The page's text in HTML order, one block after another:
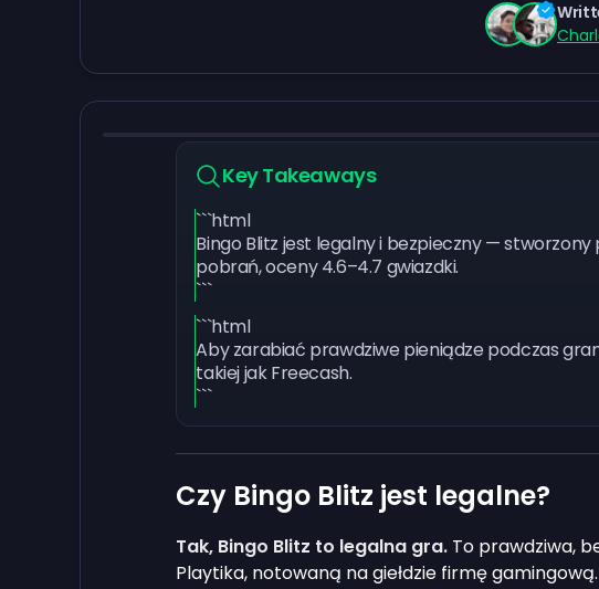
Key Takeaways
```html
Bingo Blitz jest legalny i bezpieczny —
pobrań, oceny 4.6–4.7 gwiazdki.
```
```html
Aby zarabiać prawdziwe pieniądze podczas
takiej jak Freecash.
```
Czy Bingo Blitz jest legalne?
Tak, Bingo Blitz to legalna gra. To prawdziwa,
Playtika, notowaną na giełdzie firmę